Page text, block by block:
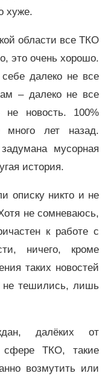
хуже.
области все ТКО
это очень хорошо.
далеко не все
– далеко не все
новость. 100%
лет назад.
мусорная
история.
описку никто и не
не сомневаюсь,
к работе с
ничего, кроме
таких новостей
тешились, лишь
далёких от
сфере ТКО, такие
возмутить или